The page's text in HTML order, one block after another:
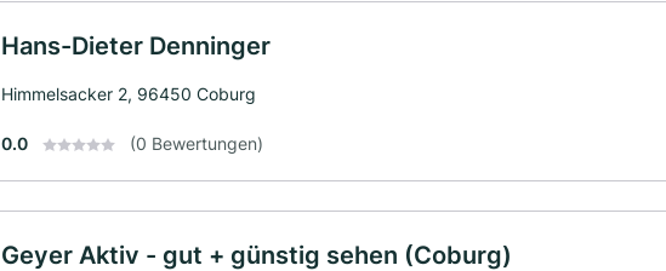
Hans-Dieter Denninger
Himmelsacker 2, 96450 Coburg
0.0 (0 Bewertungen)
Geyer Aktiv - gut + günstig sehen (Coburg)